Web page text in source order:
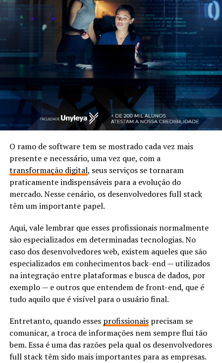
O ramo de software tem se mostrado cada vez mais
presente e necessário, uma vez que, com a
transformação digital, seus serviços se tornaram
praticamente indispensáveis para a evolução do
mercado. Nesse cenário, os desenvolvedores full stack
têm um importante papel.
Aqui, vale lembrar que esses profissionais normalmente
são especializados em determinadas tecnologias. No
caso dos desenvolvedores web, existem aqueles que são
especializados em conhecimentos back-end — utilizados
na integração entre plataformas e busca de dados, por
exemplo — e outros que entendem de front-end, que é
tudo aquilo que é visível para o usuário final.
Entretanto, quando esses profissionaisprecisam se
comunicar, a troca de informações nem sempre flui tão
bem. Essa é uma das razões pela qual os desenvolvedores
full stack têm sido mais importantes para as empresas.